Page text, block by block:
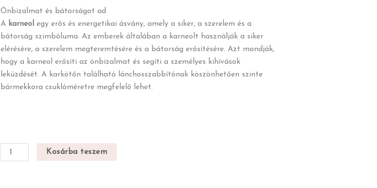
Önbizalmat és bátorságot ad
A karneol egy erős és energetikai ásvány, amely a siker, a szerelem és a
bátorság szimbóluma. Az emberek általában a karneolt használják a siker
elérésére, a szerelem megteremtésére és a bátorság erősítésére. Azt mondják,
hogy a karneol erősíti az önbizalmat és segíti a személyes kihívások
leküzdését. A karkötőn található lánchosszabbítónak köszönhetően szinte
bármekkora csuklóméretre megfelelő lehet.
Karneol
karkötő
Kosárba teszem